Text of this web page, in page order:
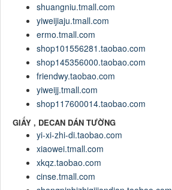
shuangniu.tmall.com
yiweijiaju.tmall.com
ermo.tmall.com
shop101556281.taobao.com
shop145356000.taobao.com
friendwy.taobao.com
yiweijj.tmall.com
shop117600014.taobao.com
GIẤY , DECAN DÁN TƯỜNG
yi-xi-zhi-di.taobao.com
xiaowei.tmall.com
xkqz.taobao.com
cinse.tmall.com